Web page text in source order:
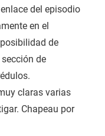
del episodio
en el
de
de
claras varias
Chapeau por